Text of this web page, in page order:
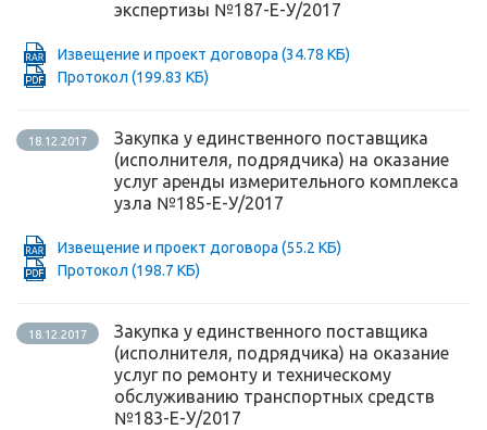
экспертизы №187-Е-У/2017
Извещение и проект договора (34.78 КБ)
Протокол (199.83 КБ)
18.12.2017
Закупка у единственного поставщика
(исполнителя, подрядчика) на оказание
услуг аренды измерительного комплекса
узла №185-Е-У/2017
Извещение и проект договора (55.2 КБ)
Протокол (198.7 КБ)
18.12.2017
Закупка у единственного поставщика
(исполнителя, подрядчика) на оказание
услуг по ремонту и техническому
обслуживанию транспортных средств
№183-Е-У/2017